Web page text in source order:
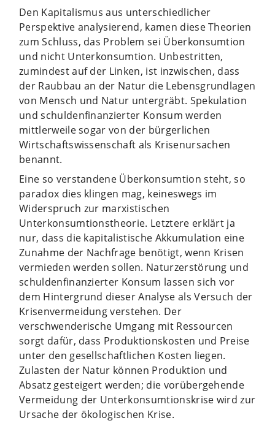
Den Kapitalismus aus unterschiedlicher
Perspektive analysierend, kamen diese Theorien
zum Schluss, das Problem sei Überkonsumtion
und nicht Unterkonsumtion. Unbestritten,
zumindest auf der Linken, ist inzwischen, dass
der Raubbau an der Natur die Lebensgrundlagen
von Mensch und Natur untergräbt. Spekulation
und schuldenfinanzierter Konsum werden
mittlerweile sogar von der bürgerlichen
Wirtschaftswissenschaft als Krisenursachen
benannt.
Eine so verstandene Überkonsumtion steht, so
paradox dies klingen mag, keineswegs im
Widerspruch zur marxistischen
Unterkonsumtionstheorie. Letztere erklärt ja
nur, dass die kapitalistische Akkumulation eine
Zunahme der Nachfrage benötigt, wenn Krisen
vermieden werden sollen. Naturzerstörung und
schuldenfinanzierter Konsum lassen sich vor
dem Hintergrund dieser Analyse als Versuch der
Krisenvermeidung verstehen. Der
verschwenderische Umgang mit Ressourcen
sorgt dafür, dass Produktionskosten und Preise
unter den gesellschaftlichen Kosten liegen.
Zulasten der Natur können Produktion und
Absatz gesteigert werden; die vorübergehende
Vermeidung der Unterkonsumtionskrise wird zur
Ursache der ökologischen Krise.